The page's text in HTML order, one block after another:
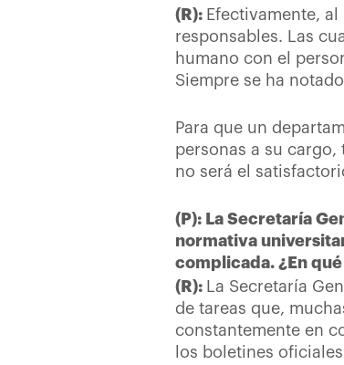
(R): Efectivamente,
responsables. Las
humano con el
Siempre se ha
Para que un
personas a su
no será el
(P): La Secretaría
normativa
complicada. ¿En
(R): La Secretaría
de tareas que,
constantemente en
los boletines